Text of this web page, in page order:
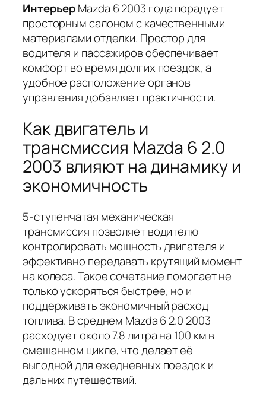
ИнтерьерMazda 6 2003 года порадует
просторным салоном с качественными
материалами отделки. Простор для
водителя и пассажиров обеспечивает
комфорт во время долгих поездок, а
удобное расположение органов
управления добавляет практичности.
Как двигатель и
трансмиссия Mazda 6 2.0
2003 влияют на динамику и
экономичность
5-ступенчатая механическая
трансмиссия позволяет водителю
контролировать мощность двигателя и
эффективно передавать крутящий момент
на колеса. Такое сочетание помогает не
только ускоряться быстрее, но и
поддерживать экономичный расход
топлива. В среднем Mazda 6 2.0 2003
расходует около 7.8 литра на 100 км в
смешанном цикле, что делает её
выгодной для ежедневных поездок и
дальних путешествий.